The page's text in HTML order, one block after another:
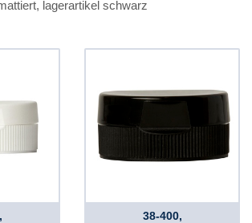
lagerartikel schwarz
38-400,